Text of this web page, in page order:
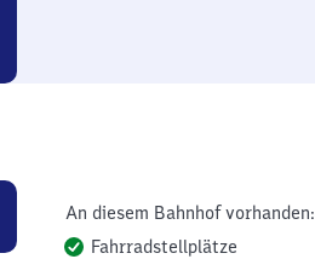
An diesem Bahnhof vorhanden:
Fahrradstellplätze